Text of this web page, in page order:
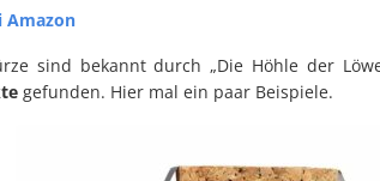
Amazon
sind bekannt durch „Die Höhle der
gefunden. Hier mal ein paar Beispiele.